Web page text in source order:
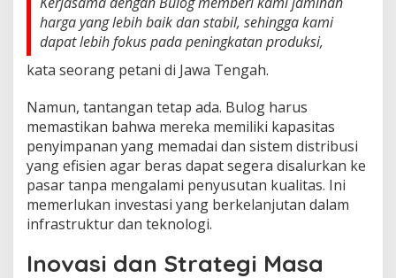
harga yang lebih baik dan stabil, sehingga kami
dapat lebih fokus pada peningkatan produksi,
kata seorang petani di Jawa Tengah.
Namun, tantangan tetap ada. Bulog harus
memastikan bahwa mereka memiliki kapasitas
penyimpanan yang memadai dan sistem distribusi
yang efisien agar beras dapat segera disalurkan ke
pasar tanpa mengalami penyusutan kualitas. Ini
memerlukan investasi yang berkelanjutan dalam
infrastruktur dan teknologi.
Inovasi dan Strategi Masa